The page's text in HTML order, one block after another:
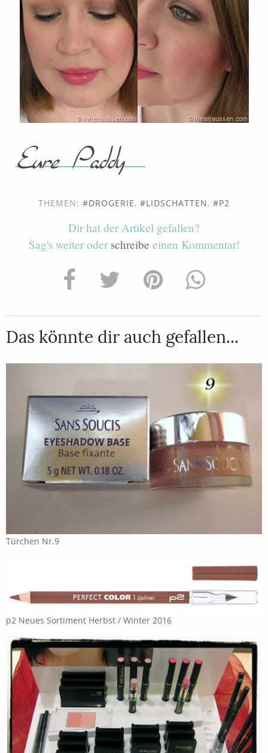
THEMEN: DROGERIE, LIDSCHATTEN, P2
Dir hat der Artikel gefallen?
Sag's weiter oder schreibe einen Kommentar!
Das könnte dir auch gefallen...
Türchen Nr.9
p2 Neues Sortiment Herbst / Winter 2016